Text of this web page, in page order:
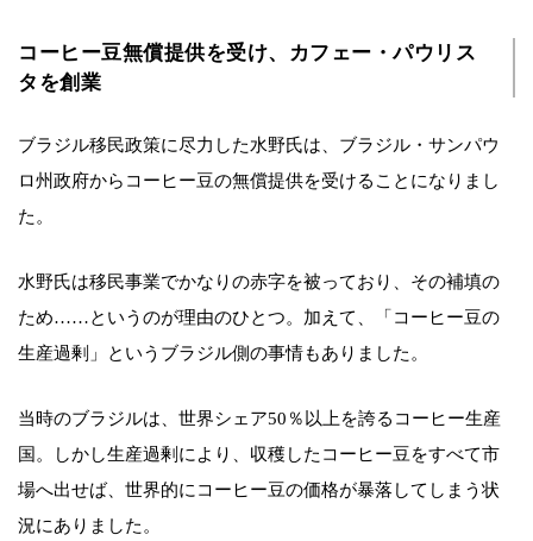
コーヒー豆無償提供を受け、カフェー・パウリス
タを創業
ブラジル移民政策に尽力した水野氏は、ブラジル・サンパウ
ロ州政府からコーヒー豆の無償提供を受けることになりまし
た。
水野氏は移民事業でかなりの赤字を被っており、その補填の
ため……というのが理由のひとつ。加えて、「コーヒー豆の
生産過剰」というブラジル側の事情もありました。
当時のブラジルは、世界シェア50％以上を誇るコーヒー生産
国。しかし生産過剰により、収穫したコーヒー豆をすべて市
場へ出せば、世界的にコーヒー豆の価格が暴落してしまう状
況にありました。